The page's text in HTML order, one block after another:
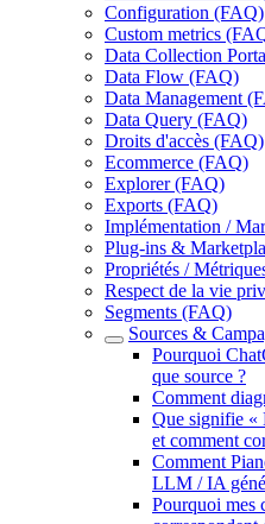
Configuration (FAQ)
Custom metrics
Data Collection
Data Flow (FAQ)
Data Management
Data Query (FAQ)
Droits d'accès (FAQ)
Ecommerce (FAQ)
Explorer (FAQ)
Exports (FAQ)
Implémentation /
Plug-ins &
Propriétés /
Respect de la vie
Segments (FAQ)
Sources &
Pourquoi
que source ?
Comment
Que signifie «
et comment
Comment
LLM / IA
Pourquoi mes